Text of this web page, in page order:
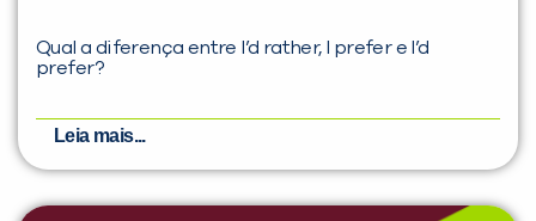
Qual a diferença entre I’d rather, I prefer e I’d
prefer?
Leia mais...